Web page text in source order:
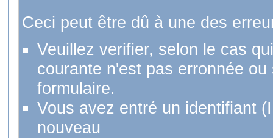
Ceci peut être dû à une des
Veuillez verifier, selon le cas
courante n'est pas erronnée
formulaire.
Vous avez entré un identifiant
nouveau